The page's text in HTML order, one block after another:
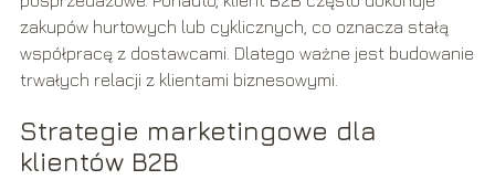
zakupów hurtowych lub cyklicznych, co oznacza stałą
współpracę z dostawcami. Dlatego ważne jest budowanie
trwałych relacji z klientami biznesowymi.
Strategie marketingowe dla
klientów B2B